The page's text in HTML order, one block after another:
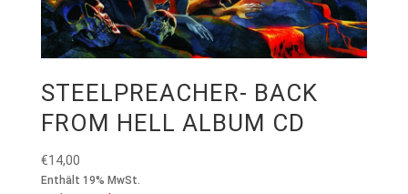
STEELPREACHER- BACK
FROM HELL ALBUM CD
€14,00
Enthält 19% MwSt.